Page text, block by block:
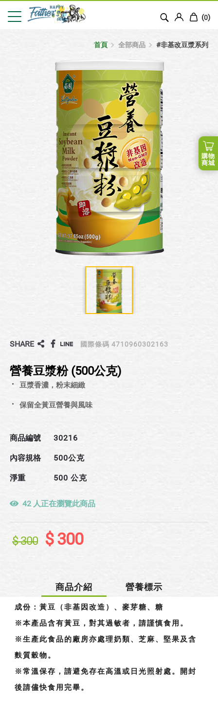
(0)
購物
商城
首頁 全部商品 #非基改豆漿系列
國際條碼 4710960302163
SHARE
營養豆漿粉 (500公克)
豆漿香濃，粉末細緻
保留全黃豆營養與風味
商品編號 30216
內容規格 500公克
淨重 500 公克
42 人正在瀏覽此商品
$ 300 $ 300
商品介紹 營養標示
成份： 黃豆（非基因改造）、麥芽糖、糖
※本產品含有黃豆，對其過敏者，請謹慎食用。
※生產此食品的廠房亦處理奶類、芝麻、堅果及含
麩質穀物。
※常溫保存，請避免存在高溫或日光照射處。開封
後請儘快食用完畢。
成份：黃豆（非基因改造）、麥芽糖、糖